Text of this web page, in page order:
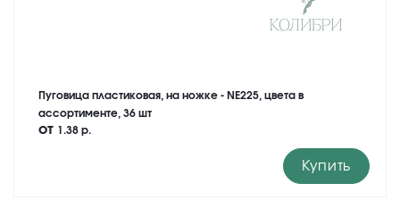
Пуговица пластиковая, на ножке - NE225, цвета в
ассортименте, 36 шт
от 1.38 р.
Купить